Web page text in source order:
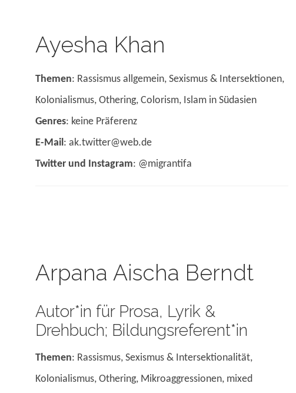
Ayesha Khan
Themen: Rassismus allgemein, Sexismus & Intersektionen,
Kolonialismus, Othering, Colorism, Islam in Südasien
Genres: keine Präferenz
E-Mail: ak.twitter@web.de
Twitter und Instagram: @migrantifa
Arpana Aischa Berndt
Autor*in für Prosa, Lyrik &
Drehbuch; Bildungsreferent*in
Themen: Rassismus, Sexismus & Intersektionalität,
Kolonialismus, Othering, Mikroaggressionen, mixed